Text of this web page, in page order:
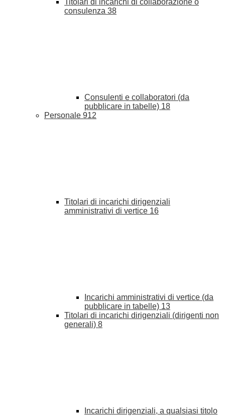
Titolari di incarichi di collaborazione o
consulenza 38
Consulenti e collaboratori (da
pubblicare in tabelle) 18
Personale 912
Titolari di incarichi dirigenziali
amministrativi di vertice 16
Incarichi amministrativi di vertice (da
pubblicare in tabelle) 13
Titolari di incarichi dirigenziali (dirigenti non
generali) 8
Incarichi dirigenziali, a qualsiasi titolo